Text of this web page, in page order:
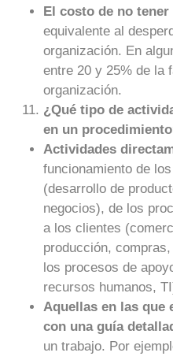
El costo de no tener
equivalente al
organización. En
entre 20 y 25% de la
organización.
¿Qué tipo de
en un
Actividades
funcionamiento de
(desarrollo de
negocios), de los
a los clientes
producción,
los procesos de
recursos humanos,
Aquellas en las que
con una guía
un trabajo. Por